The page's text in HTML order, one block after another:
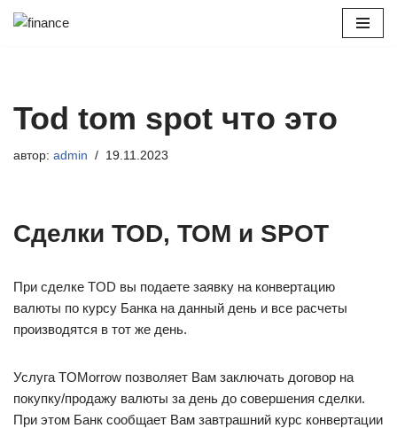
Tod tom spot что это
автор: admin 19.11.2023
Сделки TOD, TOM и SPOT
При сделке TOD вы подаете заявку на конвертацию
валюты по курсу Банка на данный день и все расчеты
производятся в тот же день.
Услуга TOMorrow позволяет Вам заключать договор на
покупку/продажу валюты за день до совершения сделки.
При этом Банк сообщает Вам завтрашний курс конвертации